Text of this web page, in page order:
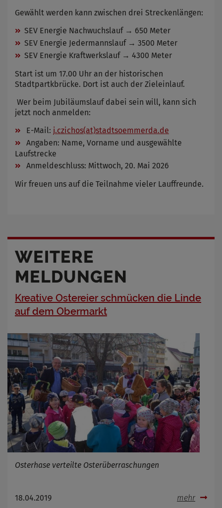
Gewählt werden kann zwischen drei Streckenlängen:
SEV Energie Nachwuchslauf → 650 Meter
SEV Energie Jedermannslauf → 3500 Meter
SEV Energie Kraftwerkslauf → 4300 Meter
Start ist um 17.00 Uhr an der historischen
Stadtpartkbrücke. Dort ist auch der Zieleinlauf.
Wer beim Jubiläumslauf dabei sein will, kann sich
jetzt noch anmelden:
E-Mail: j.czichos(at)stadtsoemmerda.de
Angaben: Name, Vorname und ausgewählte
Laufstrecke
Anmeldeschluss: Mittwoch, 20. Mai 2026
Wir freuen uns auf die Teilnahme vieler Lauffreunde.
WEITERE
MELDUNGEN
Kreative Ostereier schmücken die Linde
auf dem Obermarkt
Osterhase verteilte Osterüberraschungen
18.04.2019 mehr